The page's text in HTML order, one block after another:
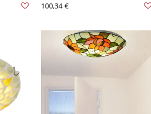
Köpfe Messing
110V-120V
100,34 €